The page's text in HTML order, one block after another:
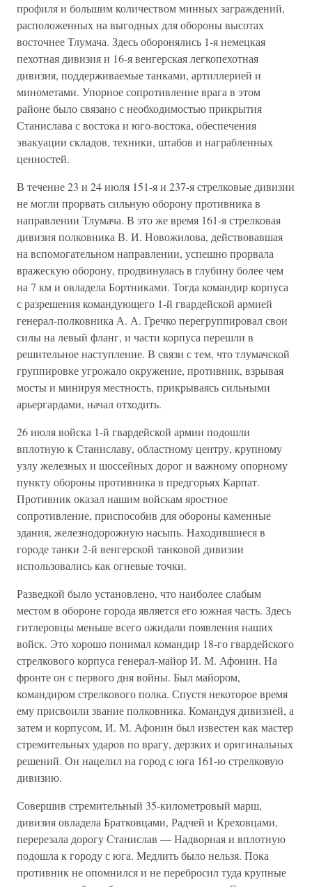
профиля и большим количеством мин­ных заграждений,
расположенных на выгодных для обороны высотах
восточнее Тлумача. Здесь оборонялись 1-я немецкая
пехотная диви­зия и 16-я венгерская легкопехотная
дивизия, поддерживаемые танками, артиллерией и
минометами. Упорное сопротивление врага в этом
районе было связано с необходимостью прикрытия
Станислава с востока и юго-востока, обеспечения
эвакуации складов, техники, штабов и награбленных
ценностей.
В течение 23 и 24 июля 151-я и 237-я стрелковые дивизии
не могли прорвать сильную оборону противника в
направлении Тлумача. В это же время 161-я стрелковая
дивизия полковника В. И. Новожило­ва, действовавшая
на вспомогательном направлении, успешно про­рвала
вражескую оборону, продвинулась в глубину более чем
на 7 км и овладела Бортниками. Тогда командир корпуса
с разреше­ния командующего 1-й гвардейской армией
генерал-полковника А. А. Гречко перегруппировал свои
силы на левый фланг, и части корпуса перешли в
решительное наступление. В связи с тем, что тлумачской
группировке угрожало окружение, противник, взрывая
мосты и минируя местность, прикрываясь сильными
арьергардами, начал отходить.
26 июля войска 1-й гвардейской армии подошли
вплотную к Ста­ниславу, областному центру, крупному
узлу железных и шоссейных дорог и важному опорному
пункту обороны противника в предгорьях Карпат.
Противник оказал нашим войскам яростное
сопротивление, приспособив для обороны каменные
здания, железнодорожную на­сыпь. Находившиеся в
городе танки 2-й венгерской танковой дивизии
использовались как огневые точки.
Разведкой было установлено, что наиболее слабым
местом в оборо­не города является его южная часть. Здесь
гитлеровцы меньше всего ожидали появления наших
войск. Это хорошо понимал командир 18-го гвардейского
стрелкового корпуса генерал-майор И. М. Афонин. На
фронте он с первого дня войны. Был майором,
командиром стрел­кового полка. Спустя некоторое время
ему присвоили звание полков­ника. Командуя дивизией, а
затем и корпусом, И. М. Афонин был известен как мастер
стремительных ударов по врагу, дерзких и ори­гинальных
решений. Он нацелил на город с юга 161-ю стрелковую
дивизию.
Совершив стремительный 35-километровый марш,
дивизия овладе­ла Братковцами, Радчей и Креховцами,
перерезала дорогу Стани­слав — Надворная и вплотную
подошла к городу с юга. Медлить было нельзя. Пока
противник не опомнился и не перебросил туда крупные